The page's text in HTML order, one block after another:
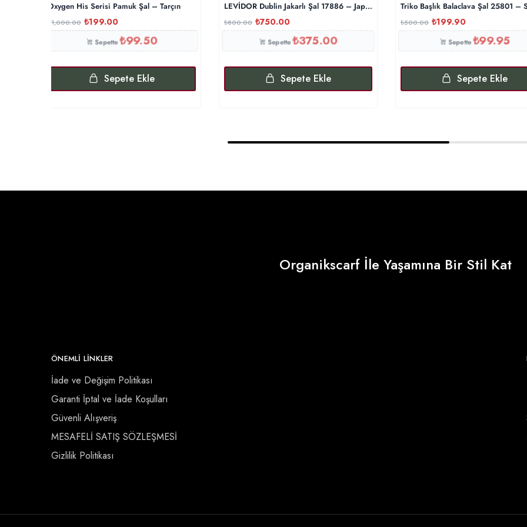
Oxygen His Serisi Pamuk Şal – Tarçın
1,000.00 ₺199.00
Sepette₺99.50
Sepete Ekle
LEVİDOR Dublin Jakarlı Şal 17886 – Japon Kirazı
₺800.00 ₺750.00
Sepette₺375.00
Sepete Ekle
Triko Başlık Balaclava Şal 25801 –
₺500.00 ₺199.90
Sepette₺99.95
Sepete Ekle
Organikscarf İle Yaşamına Bir Stil Kat
ÖNEMLI LINKLER
İade ve Değişim Politikası
Garanti İptal ve İade Koşulları
Güvenli Alışveriş
MESAFELİ SATIŞ SÖZLEŞMESİ
Gizlilik Politikası